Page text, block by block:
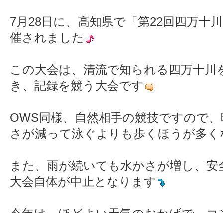
7月28日に、高知県で「第22回四万十
催されました
この大会は、清流で知られる四万十
き、記録を競う大会です
OWS同様、自然相手の競技ですので
さが減って泳ぐよりも歩くほうが多
また、雨が続いても水かさが増し、
大会自体が中止となります